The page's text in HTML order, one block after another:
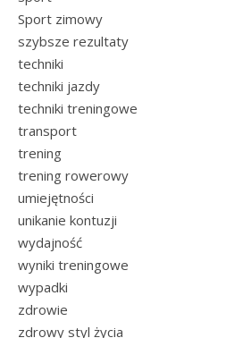
Sport zimowy
szybsze rezultaty
techniki
techniki jazdy
techniki treningowe
transport
trening
trening rowerowy
umiejętności
unikanie kontuzji
wydajność
wyniki treningowe
wypadki
zdrowie
zdrowy styl życia